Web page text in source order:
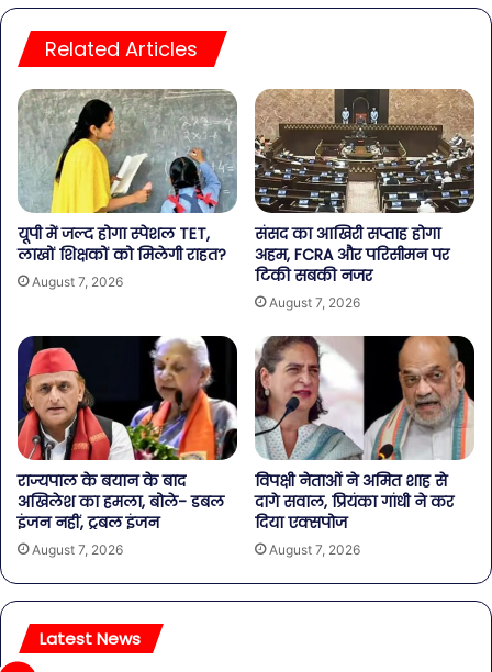
Related Articles
यूपी में जल्द होगा स्पेशल TET,
लाखों शिक्षकों को मिलेगी राहत?
August 7, 2026
संसद का आखिरी सप्ताह होगा
अहम, FCRA और परिसीमन पर
टिकी सबकी नजर
August 7, 2026
राज्यपाल के बयान के बाद
अखिलेश का हमला, बोले- डबल
इंजन नहीं, ट्रबल इंजन
August 7, 2026
विपक्षी नेताओं ने अमित शाह से
दागे सवाल, प्रियंका गांधी ने कर
दिया एक्सपोज
August 7, 2026
Latest News